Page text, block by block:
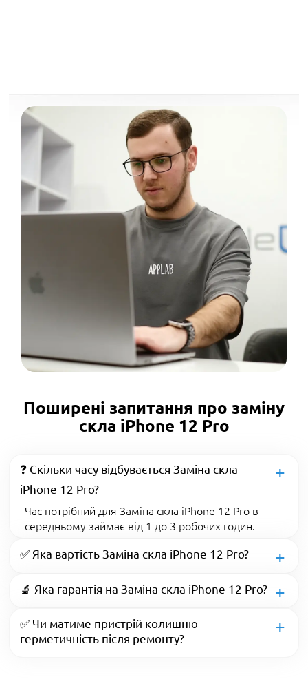
Поширені запитання про заміну
скла iPhone 12 Pro
❓ Скільки часу відбувається Заміна скла
iPhone 12 Pro?
Час потрібний для Заміна скла iPhone 12 Pro в
середньому займає від 1 до 3 робочих годин.
✅ Яка вартість Заміна скла iPhone 12 Pro?
🔬 Яка гарантія на Заміна скла iPhone 12 Pro?
✅ Чи матиме пристрій колишню
герметичність після ремонту?